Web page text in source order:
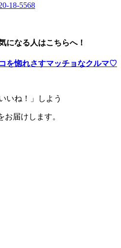
18-5568
になる人はこちらへ！
を惚れさすマッチョなクルマ♡
いね！」しよう
お届けします。